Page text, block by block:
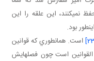
نمي کنند، اين علقه را اين
طور بود.
است. همان طوري که قوانين
القوانين است چون فصل هايش